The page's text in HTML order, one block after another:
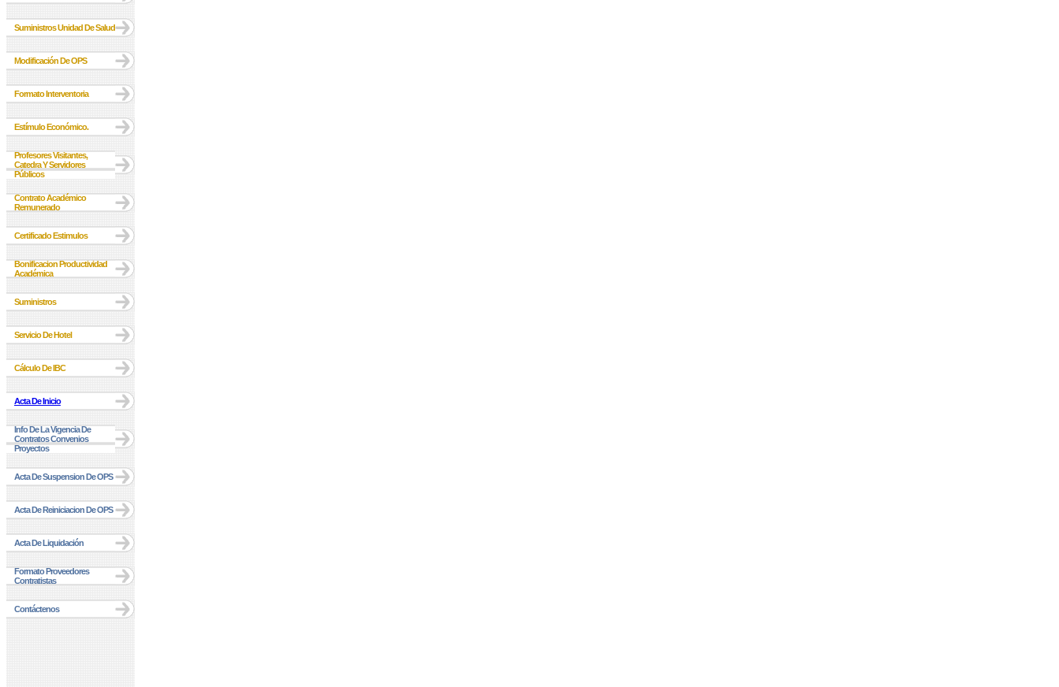
Suministros Unidad De Salud
Modificación De OPS
Formato Interventoria
Estímulo Económico.
Profesores Visitantes,
Catedra Y Servidores
Públicos
Contrato Académico
Remunerado
Certificado Estimulos
Bonificacion Productividad
Académica
Suministros
Servicio De Hotel
Cálculo De IBC
Acta De Inicio
Info De La Vigencia De
Contratos Convenios
Proyectos
Acta De Suspension De OPS
Acta De Reiniciacion De OPS
Acta De Liquidación
Formato Proveedores
Contratistas
Contáctenos